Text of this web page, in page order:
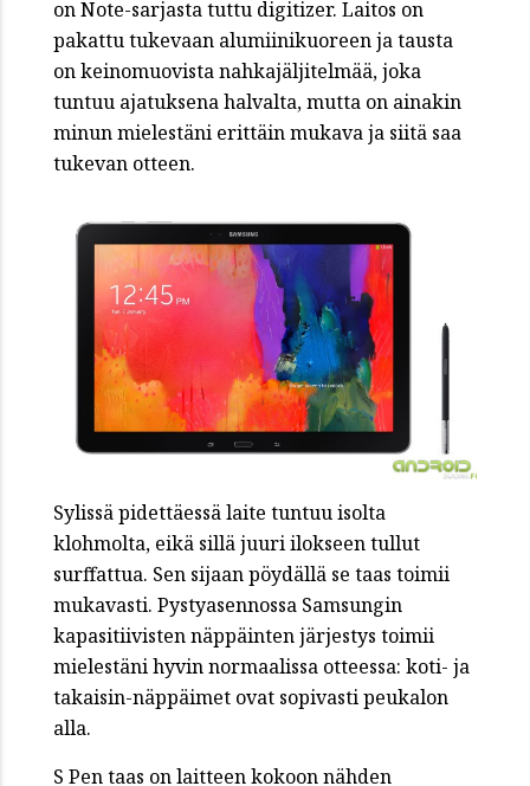
on Note-sarjasta tuttu digitizer. Laitos on
pakattu tukevaan alumiinikuoreen ja tausta
on keinomuovista nahkajäljitelmää, joka
tuntuu ajatuksena halvalta, mutta on ainakin
minun mielestäni erittäin mukava ja siitä saa
tukevan otteen.
Sylissä pidettäessä laite tuntuu isolta
klohmolta, eikä sillä juuri ilokseen tullut
surffattua. Sen sijaan pöydällä se taas toimii
mukavasti. Pystyasennossa Samsungin
kapasitiivisten näppäinten järjestys toimii
mielestäni hyvin normaalissa otteessa: koti- ja
takaisin-näppäimet ovat sopivasti peukalon
alla.
S Pen taas on laitteen kokoon nähden